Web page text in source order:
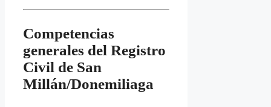
Competencias
generales del Registro
Civil de San
Millán/Donemiliaga